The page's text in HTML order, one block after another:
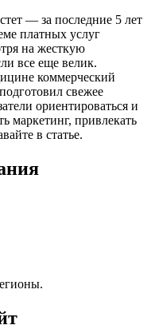
— за последние 5 лет
платных услуг
на жесткую
все еще велик.
коммерческий
свежее
ориентироваться и
маркетинг, привлекать
в статье.